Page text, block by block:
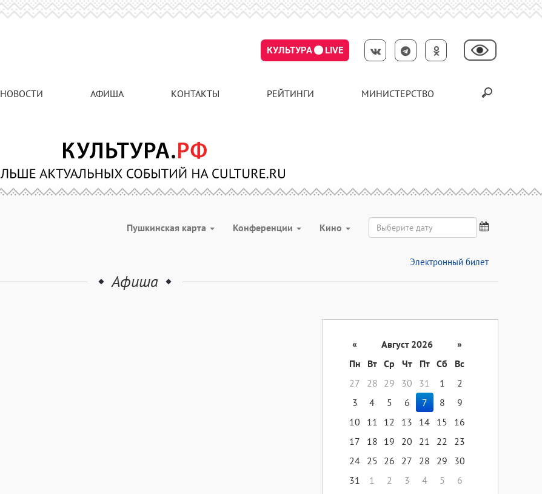
КУЛЬТУРА LIVE
НОВОСТИ АФИША КОНТАКТЫ РЕЙТИНГИ МИНИСТЕРСТВО
Пушкинская карта Конференции Кино
Электронный билет
Афиша
« Август 2026
»
Пн
Вт Ср Чт Пт Сб
Вс
27
28 29 30 31 1
2
3
4 5 6 7 8
9
10
11 12 13 14 15
16
17
18 19 20 21 22
23
24 25 26 27 28 29
30
31
1 2 3 4 5 6